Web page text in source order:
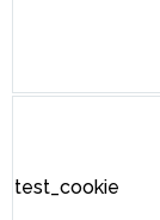
test_cookie